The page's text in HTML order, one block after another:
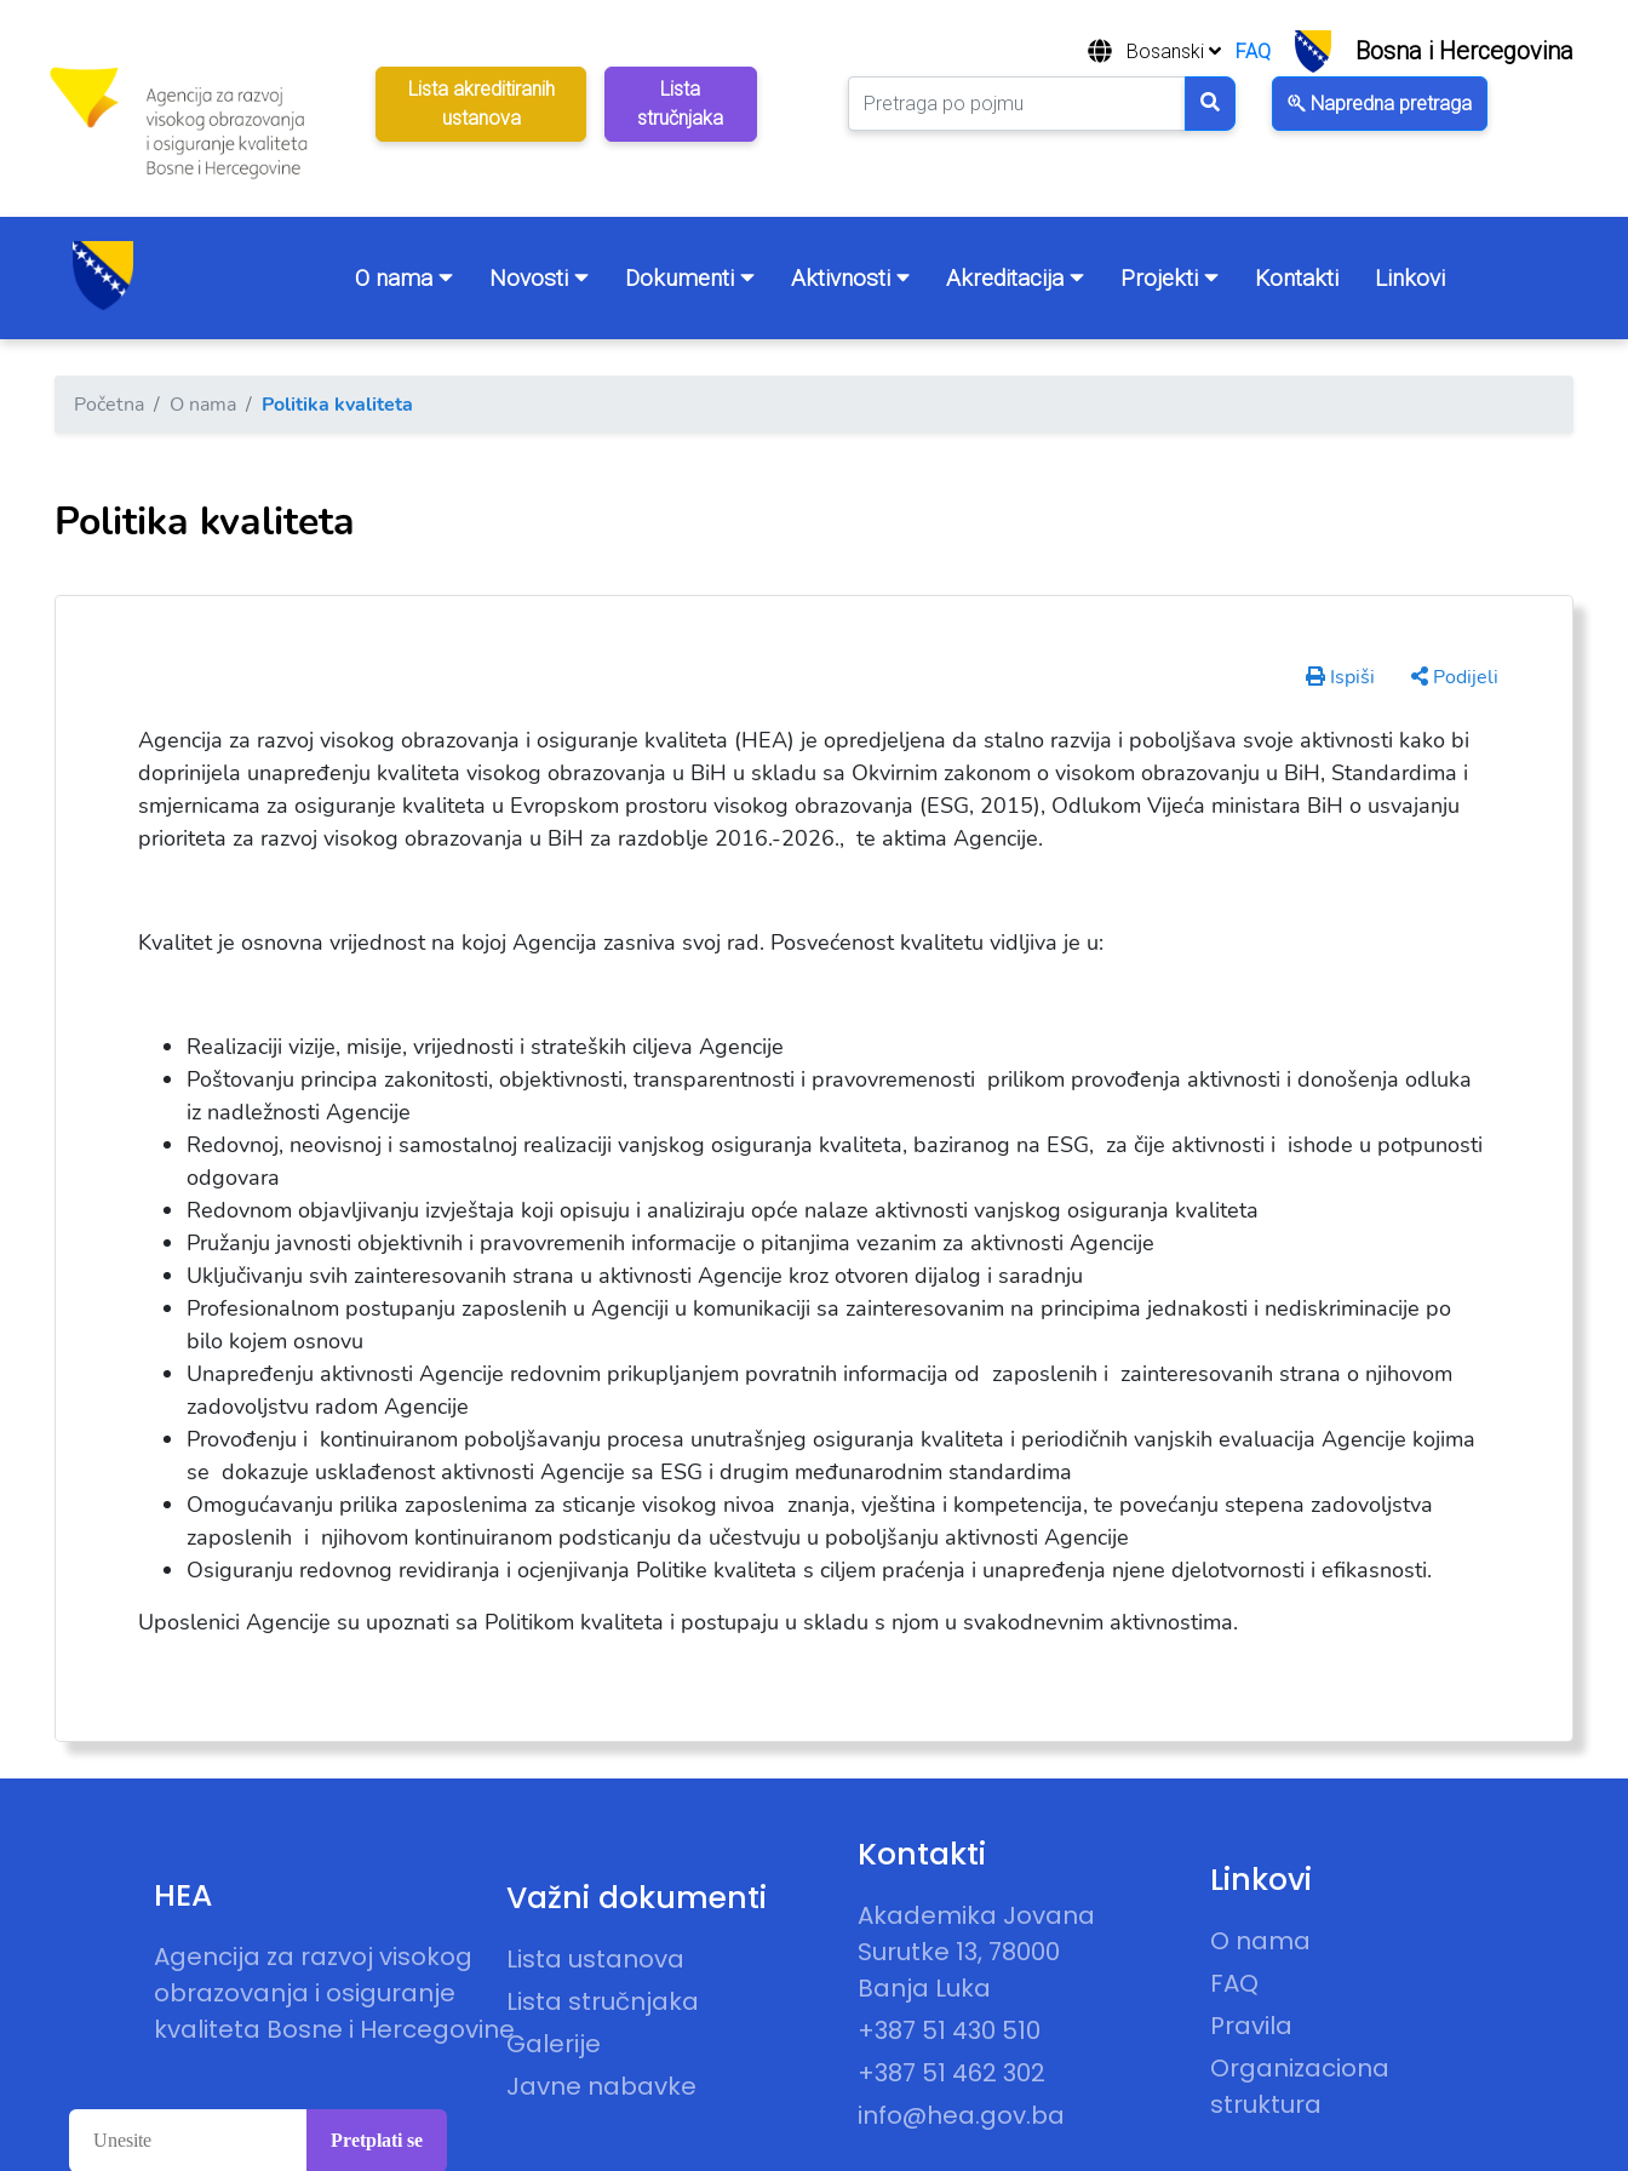
Lista akreditiranih
ustanova
Lista
stručnjaka
Napredna pretraga
Bosanski FAQ Bosna i Hercegovina
O nama Novosti Dokumenti Aktivnosti Akreditacija Projekti Kontakti Linkovi
Početna O nama Politika kvaliteta
Politika kvaliteta
Ispiši Podijeli
Agencija za razvoj visokog obrazovanja i osiguranje kvaliteta (HEA) je opredjeljena da stalno razvija i poboljšava svoje aktivnosti kako bi
doprinijela unapređenju kvaliteta visokog obrazovanja u BiH u skladu sa Okvirnim zakonom o visokom obrazovanju u BiH, Standardima i
smjernicama za osiguranje kvaliteta u Evropskom prostoru visokog obrazovanja (ESG, 2015), Odlukom Vijeća ministara BiH o usvajanju
prioriteta za razvoj visokog obrazovanja u BiH za razdoblje 2016.-2026., te aktima Agencije.
Kvalitet je osnovna vrijednost na kojoj Agencija zasniva svoj rad. Posvećenost kvalitetu vidljiva je u:
Realizaciji vizije, misije, vrijednosti i strateških ciljeva Agencije
Poštovanju principa zakonitosti, objektivnosti, transparentnosti i pravovremenosti prilikom provođenja aktivnosti i donošenja odluka
iz nadležnosti Agencije
Redovnoj, neovisnoj i samostalnoj realizaciji vanjskog osiguranja kvaliteta, baziranog na ESG, za čije aktivnosti i ishode u potpunosti
odgovara
Redovnom objavljivanju izvještaja koji opisuju i analiziraju opće nalaze aktivnosti vanjskog osiguranja kvaliteta
Pružanju javnosti objektivnih i pravovremenih informacije o pitanjima vezanim za aktivnosti Agencije
Uključivanju svih zainteresovanih strana u aktivnosti Agencije kroz otvoren dijalog i saradnju
Profesionalnom postupanju zaposlenih u Agenciji u komunikaciji sa zainteresovanim na principima jednakosti i nediskriminacije po
bilo kojem osnovu
Unapređenju aktivnosti Agencije redovnim prikupljanjem povratnih informacija od zaposlenih i zainteresovanih strana o njihovom
zadovoljstvu radom Agencije
Provođenju i kontinuiranom poboljšavanju procesa unutrašnjeg osiguranja kvaliteta i periodičnih vanjskih evaluacija Agencije kojima
se dokazuje usklađenost aktivnosti Agencije sa ESG i drugim međunarodnim standardima
Omogućavanju prilika zaposlenima za sticanje visokog nivoa znanja, vještina i kompetencija, te povećanju stepena zadovoljstva
zaposlenih i njihovom kontinuiranom podsticanju da učestvuju u poboljšanju aktivnosti Agencije
Osiguranju redovnog revidiranja i ocjenjivanja Politike kvaliteta s ciljem praćenja i unapređenja njene djelotvornosti i efikasnosti.
Uposlenici Agencije su upoznati sa Politikom kvaliteta i postupaju u skladu s njom u svakodnevnim aktivnostima.
HEA
Agencija za razvoj visokog
obrazovanja i osiguranje
kvaliteta Bosne i Hercegovine
Važni dokumenti
Lista ustanova
Lista stručnjaka
Galerije
Javne nabavke
Kontakti
Akademika Jovana
Surutke 13, 78000
Banja Luka
+387 51 430 510
+387 51 462 302
info@hea.gov.ba
Linkovi
O nama
FAQ
Pravila
Organizaciona
struktura
Pretplati se